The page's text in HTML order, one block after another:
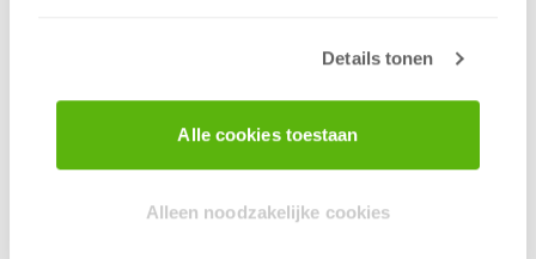
Details tonen
Alle cookies toestaan
Alleen noodzakelijke cookies
Waarom wil je dit spelen?
Tactische overwegingen zorgen voor spanning